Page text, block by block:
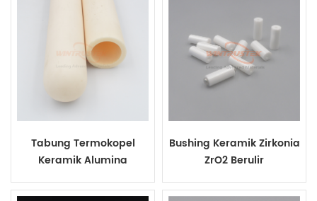
Tabung Termokopel
Keramik Alumina
Bushing Keramik Zirkonia
ZrO2 Berulir